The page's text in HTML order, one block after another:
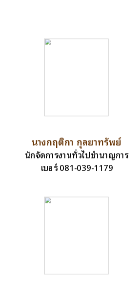
นางกฤติกา กุลยาทรัพย์
นักจัดการงานทั่วไปชำนาญการ
เบอร์ 081-039-1179